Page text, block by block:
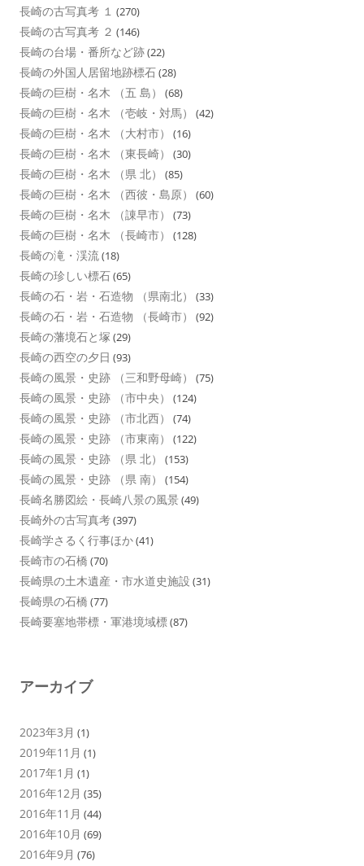
長崎の古写真考 １ (270)
長崎の古写真考 ２ (146)
長崎の台場・番所など跡(22)
長崎の外国人居留地跡標石(28)
長崎の巨樹・名木 （五 島） (68)
長崎の巨樹・名木 （壱岐・対馬） (42)
長崎の巨樹・名木 （大村市） (16)
長崎の巨樹・名木 （東長崎） (30)
長崎の巨樹・名木 （県 北） (85)
長崎の巨樹・名木 （西彼・島原） (60)
長崎の巨樹・名木 （諌早市） (73)
長崎の巨樹・名木 （長崎市） (128)
長崎の滝・渓流(18)
長崎の珍しい標石(65)
長崎の石・岩・石造物 （県南北） (33)
長崎の石・岩・石造物 （長崎市） (92)
長崎の藩境石と塚 (29)
長崎の西空の夕日 (93)
長崎の風景・史跡 （三和野母崎） (75)
長崎の風景・史跡 （市中央） (124)
長崎の風景・史跡 （市北西） (74)
長崎の風景・史跡 （市東南） (122)
長崎の風景・史跡 （県 北） (153)
長崎の風景・史跡 （県 南） (154)
長崎名勝図絵・長崎八景の風景 (49)
長崎外の古写真考(397)
長崎学さるく行事ほか(41)
長崎市の石橋 (70)
長崎県の土木遺産・市水道史施設 (31)
長崎県の石橋 (77)
長崎要塞地帯標・軍港境域標(87)
アーカイブ
2023年3月 (1)
2019年11月 (1)
2017年1月 (1)
2016年12月 (35)
2016年11月 (44)
2016年10月 (69)
2016年9月 (76)